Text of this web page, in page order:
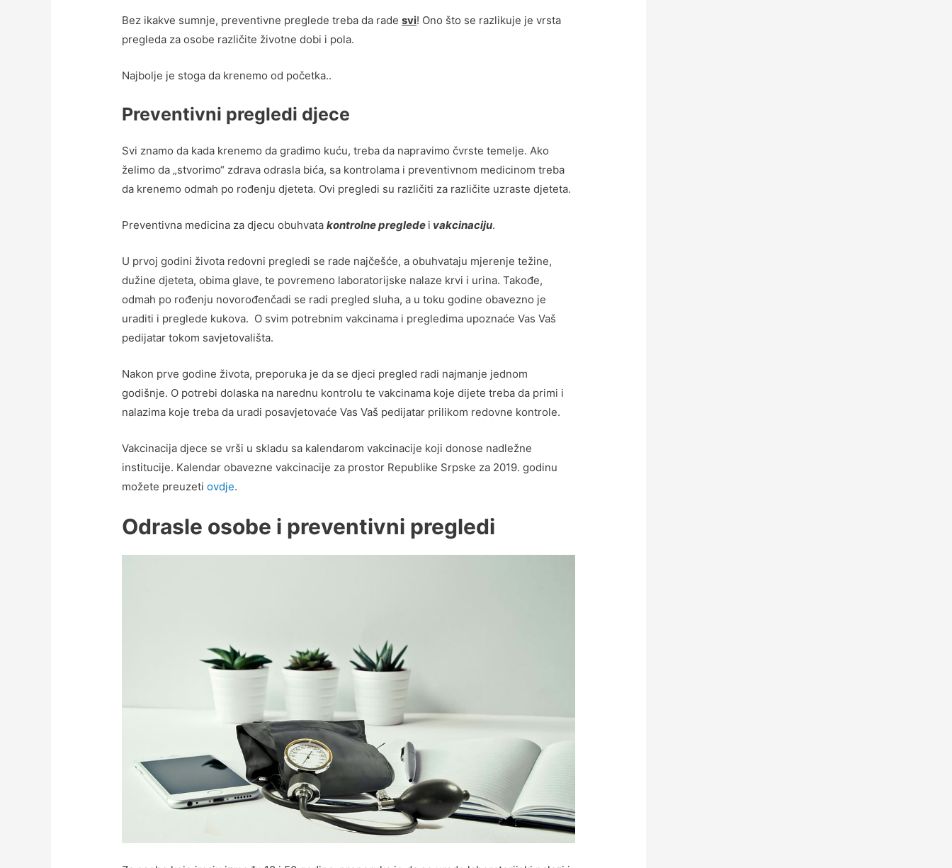
Bez ikakve sumnje, preventivne preglede treba da radesvi! Ono što se razlikuje je vrsta
pregleda za osobe različite životne dobi i pola.
Najbolje je stoga da krenemo od početka..
Preventivni pregledi djece
Svi znamo da kada krenemo da gradimo kuću, treba da napravimo čvrste temelje. Ako
želimo da „stvorimo“ zdrava odrasla bića, sa kontrolama i preventivnom medicinom treba
da krenemo odmah po rođenju djeteta. Ovi pregledi su različiti za različite uzraste djeteta.
Preventivna medicina za djecu obuhvatakontrolne preglede i vakcinaciju.
U prvoj godini života redovni pregledi se rade najčešće, a obuhvataju mjerenje težine,
dužine djeteta, obima glave, te povremeno laboratorijske nalaze krvi i urina. Takođe,
odmah po rođenju novorođenčadi se radi pregled sluha, a u toku godine obavezno je
uraditi i preglede kukova. O svim potrebnim vakcinama i pregledima upoznaće Vas Vaš
pedijatar tokom savjetovališta.
Nakon prve godine života, preporuka je da se djeci pregled radi najmanje jednom
godišnje. O potrebi dolaska na narednu kontrolu te vakcinama koje dijete treba da primi i
nalazima koje treba da uradi posavjetovaće Vas Vaš pedijatar prilikom redovne kontrole.
Vakcinacija djece se vrši u skladu sa kalendarom vakcinacije koji donose nadležne
institucije. Kalendar obavezne vakcinacije za prostor Republike Srpske za 2019. godinu
možete preuzetiovdje.
Odrasle osobe i preventivni pregledi